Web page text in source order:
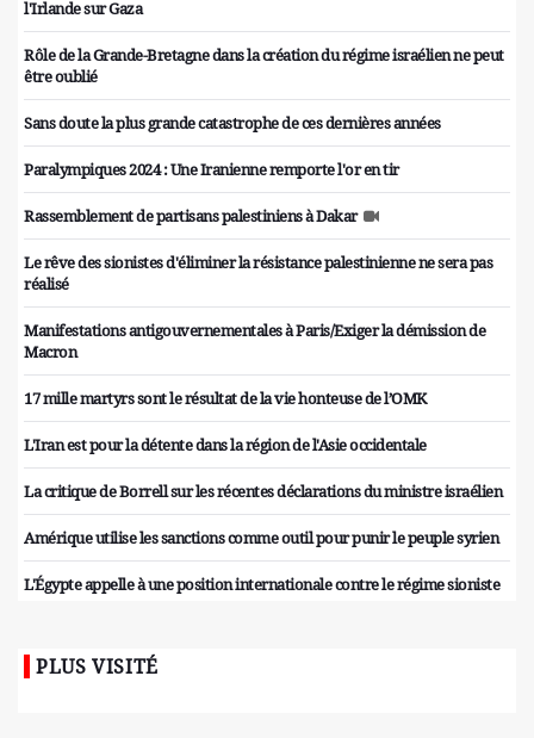
l'Irlande sur Gaza
Rôle de la Grande-Bretagne dans la création du régime israélien ne peut
être oublié
Sans doute la plus grande catastrophe de ces dernières années
Paralympiques 2024 : Une Iranienne remporte l'or en tir
Rassemblement de partisans palestiniens à Dakar
Le rêve des sionistes d'éliminer la résistance palestinienne ne sera pas
réalisé
Manifestations antigouvernementales à Paris/Exiger la démission de
Macron
17 mille martyrs sont le résultat de la vie honteuse de l’OMK
L'Iran est pour la détente dans la région de l'Asie occidentale
La critique de Borrell sur les récentes déclarations du ministre israélien
Amérique utilise les sanctions comme outil pour punir le peuple syrien
L'Égypte appelle à une position internationale contre le régime sioniste
PLUS VISITÉ